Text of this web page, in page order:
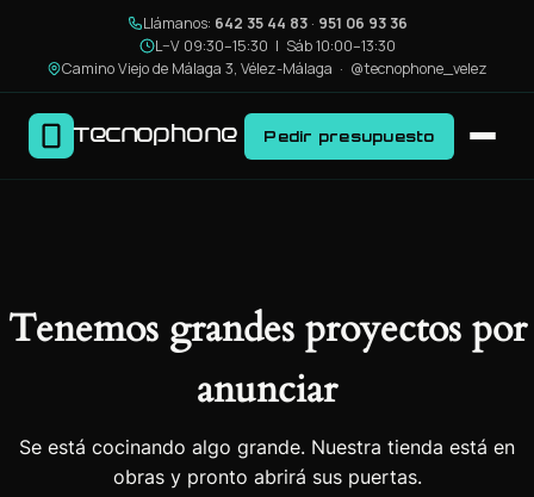
Llámanos: 642 35 44 83· 951 06 93 36
L–V 09:30–15:30 | Sáb 10:00–13:30
Camino Viejo de Málaga 3, Vélez-Málaga · @tecnophone_velez
Tecnophone Pedir presupuesto
Tenemos grandes proyectos por
anunciar
Se está cocinando algo grande. Nuestra tienda está en
obras y pronto abrirá sus puertas.